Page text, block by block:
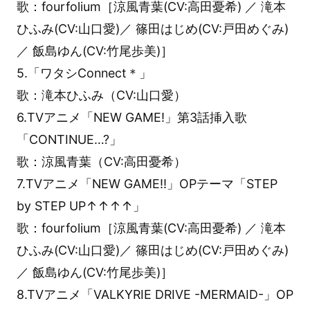
歌：fourfolium［涼風青葉(CV:高田憂希) ／ 滝本
ひふみ(CV:山口愛)／ 篠田はじめ(CV:戸田めぐみ)
／ 飯島ゆん(CV:竹尾歩美)］
5.「ワタシConnect＊」
歌：滝本ひふみ（CV:山口愛）
6.TVアニメ「NEW GAME!」第3話挿入歌
「CONTINUE…?」
歌：涼風青葉（CV:高田憂希）
7.TVアニメ「NEW GAME!!」OPテーマ「STEP
by STEP UP↑↑↑↑」
歌：fourfolium［涼風青葉(CV:高田憂希) ／ 滝本
ひふみ(CV:山口愛)／ 篠田はじめ(CV:戸田めぐみ)
／ 飯島ゆん(CV:竹尾歩美)］
8.TVアニメ「VALKYRIE DRIVE -MERMAID-」OP